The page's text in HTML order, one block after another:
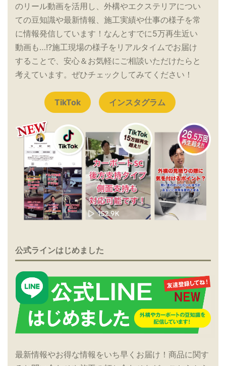
のリール動画を活用し、外構やエクステリアについ
ての豆知識や最新情報、施工実績や仕事の様子を常
に情報発信しています！なんとすでに5万再生近い
動画も…!?施工現場の様子をリアルタイムでお届け
することで、安心＆お気軽にご相談いただけたらと
考えています。ぜひチェックしてみてください！
TikTok インスタグラム
公式ラインはじめました
最新情報やお得な情報をいち早くお届け！商品に関す